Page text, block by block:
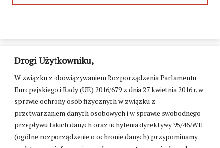
Drogi Użytkowniku,
W związku z obowiązywaniem Rozporządzenia Parlamentu
Europejskiego i Rady (UE) 2016/679 z dnia 27 kwietnia 2016 r. w
sprawie ochrony osób fizycznych w związku z
przetwarzaniem danych osobowych i w sprawie swobodnego
przepływu takich danych oraz uchylenia dyrektywy 95/46/WE
(ogólne rozporządzenie o ochronie danych) przypominamy